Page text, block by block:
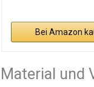
Bei Amazon
Material und